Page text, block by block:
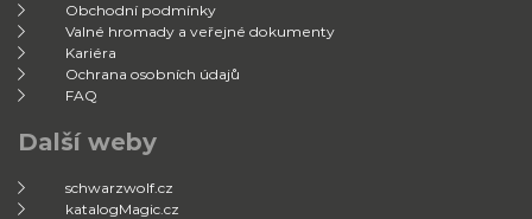
Obchodní podmínky
Valné hromady a veřejné dokumenty
Kariéra
Ochrana osobních údajů
FAQ
Další weby
schwarzwolf.cz
katalogMagic.cz